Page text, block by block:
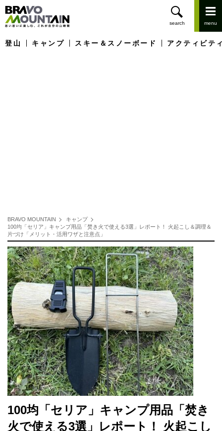
登山 キャンプ スキー＆スノーボード アクティビテ
BRAVO MOUNTAIN
キャンプ
100均「セリア」キャンプ用品「焚き火で使える3選」レポート！ 火起こし＆調理＆
片づけ「メリット・活用ワザと注意点」
100均「セリア」キャンプ用品「焚き
火で使える3選」レポート！ 火起こし